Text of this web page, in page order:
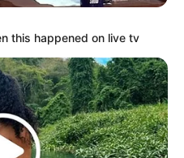
this happened on live tv